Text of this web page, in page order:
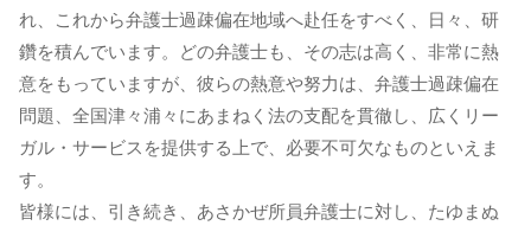
れ、これから弁護士過疎偏在地域へ赴任をすべく、日々、研
鑽を積んでいます。どの弁護士も、その志は高く、非常に熱
意をもっていますが、彼らの熱意や努力は、弁護士過疎偏在
問題、全国津々浦々にあまねく法の支配を貫徹し、広くリー
ガル・サービスを提供する上で、必要不可欠なものといえま
す。
皆様には、引き続き、あさかぜ所員弁護士に対し、たゆまぬ